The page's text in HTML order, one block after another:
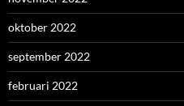
oktober 2022
september 2022
februari 2022